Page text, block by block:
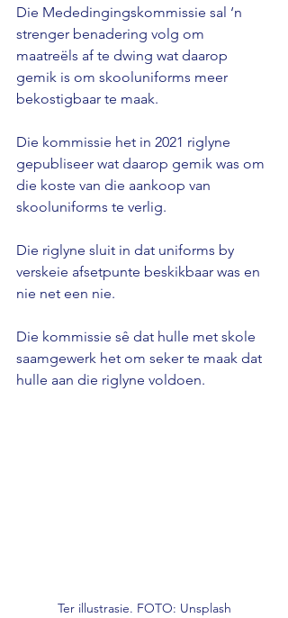
Die Mededingingskommissie sal ‘n
strenger benadering volg om
maatreëls af te dwing wat daarop
gemik is om skooluniforms meer
bekostigbaar te maak.
Die kommissie het in 2021 riglyne
gepubliseer wat daarop gemik was om
die koste van die aankoop van
skooluniforms te verlig.
Die riglyne sluit in dat uniforms by
verskeie afsetpunte beskikbaar was en
nie net een nie.
Die kommissie sê dat hulle met skole
saamgewerk het om seker te maak dat
hulle aan die riglyne voldoen.
Ter illustrasie. FOTO: Unsplash